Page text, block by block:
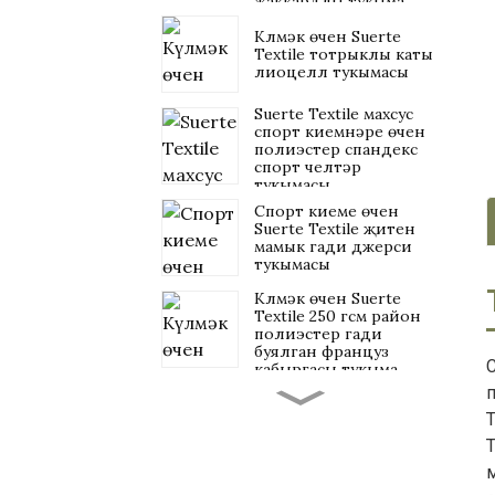
Күлмәк өчен Suerte
Textile тотрыклы каты
лиоцелл тукымасы
Suerte Textile махсус
спорт киемнәре өчен
полиэстер спандекс
спорт челтәр
тукымасы
Спорт киеме өчен
Suerte Textile җитен
мамык гади джерси
тукымасы
Күлмәк өчен Suerte
Textile 250 гсм район
полиэстер гади
буялган француз
кабыргасы тукыма
Suerte Textile 43%